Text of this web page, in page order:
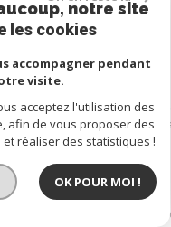
site réalisé par
réservés | Traduction
légales Nos honoraires
nos annonces
Politique RGPD
compatible multi-
adaptable à tous les types
notre site
les cookies
accompagner pendant
visite.
acceptez l'utilisation des
afin de vous proposer des
réaliser des statistiques !
OK POUR MOI !